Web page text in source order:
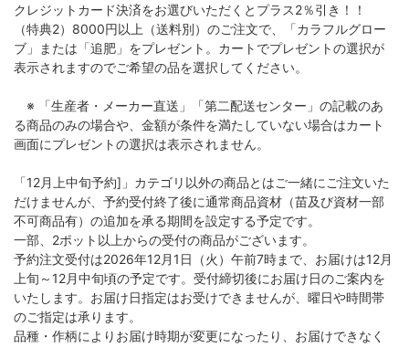
クレジットカード決済をお選びいただくとプラス2％引き！！
（特典2）8000円以上（送料別）のご注文で、「カラフルグロー
ブ」または「追肥」をプレゼント。カートでプレゼントの選択が
表示されますのでご希望の品を選択してください。
※ 「生産者・メーカー直送」「第二配送センター」の記載のあ
る商品のみの場合や、金額が条件を満たしていない場合はカート
画面にプレゼントの選択は表示されません。
「12月上中旬予約]」カテゴリ以外の商品とはご一緒にご注文いた
だけませんが、予約受付終了後に通常商品資材（苗及び資材一部
不可商品有）の追加を承る期間を設定する予定です。
一部、2ポット以上からの受付の商品がございます。
予約注文受付は2026年12月1日（火）午前7時まで、お届けは12月
上旬～12月中旬頃の予定です。受付締切後にお届け日のご案内を
いたします。お届け日指定はお受けできませんが、曜日や時間帯
のご指定は承ります。
品種・作柄によりお届け時期が変更になったり、お届けできなく